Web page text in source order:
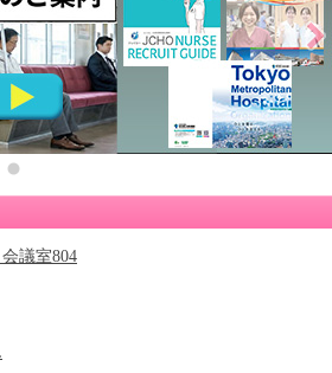
議室804